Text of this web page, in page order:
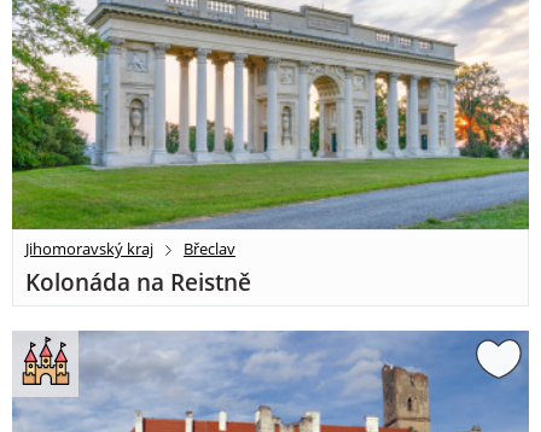
Jihomoravský kraj Břeclav
Kolonáda na Reistně